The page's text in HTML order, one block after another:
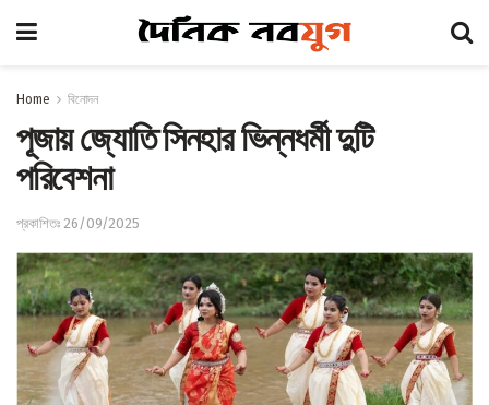
Home বিনোদন
পূজায় জ্যোতি সিনহার ভিন্নধর্মী দুটি
পরিবেশনা
প্রকাশিতঃ 26/09/2025